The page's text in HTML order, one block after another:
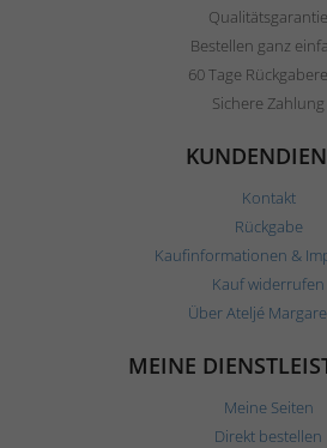
Qualitätsgarantie
Bestellen ganz
60 Tage
Sichere Zahlung
Kontakt
Rückgabe
Kaufinformationen &
Kauf widerrufen
Über Ateljé
MEINE
Meine Seiten
Direkt bestellen